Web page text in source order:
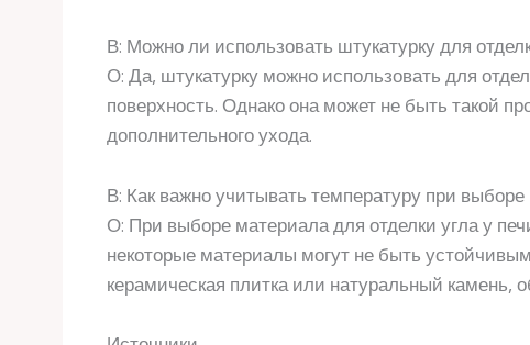
В: Можно ли использовать штукатурку для
О: Да, штукатурку можно использовать для
поверхность. Однако она может не быть такой
дополнительного ухода.
В: Как важно учитывать температуру при
О: При выборе материала для отделки угла у
некоторые материалы могут не быть
керамическая плитка или натуральный камень,